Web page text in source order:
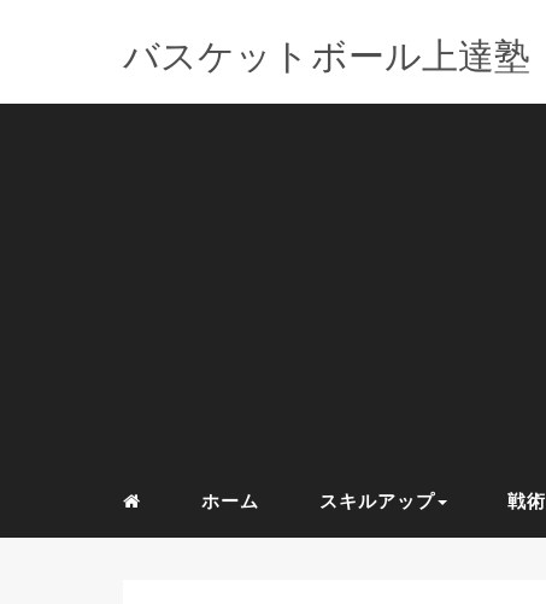
バスケットボール上達塾
ホーム スキルアップ 戦術